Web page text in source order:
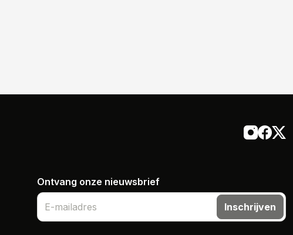
Ontvang onze nieuwsbrief
Inschrijven